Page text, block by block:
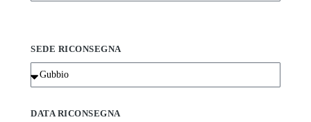
SEDE RICONSEGNA
DATA RICONSEGNA